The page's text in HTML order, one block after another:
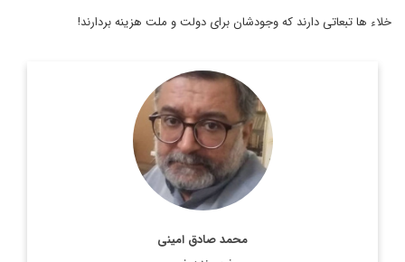
خلاء ها تبعاتی دارند که وجودشان برای دولت و ملت هزینه بردارند!
محمد صادق امینی
پیشتر وابسته فرهنگی در کشور کنیا، دبیر شورای کتاب و مسئول در
امور ترجمه و نشر بین الملل بوده و مقالات و یادداشت هایی از او
در زمینه ترجمه و ...
اطلاعات بیشتر